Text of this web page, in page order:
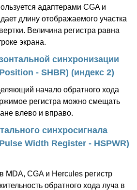
адаптерами CGA и
длину отображаемого участка
Величина регистра равна
экрана.
синхронизации
- SHBR) (индекс 2)
начало обратного хода
регистра можно смещать
влево и вправо.
синхросигнала
Width Register - HSPWR)
MDA, CGA и Hercules регистр
обратного хода луча в